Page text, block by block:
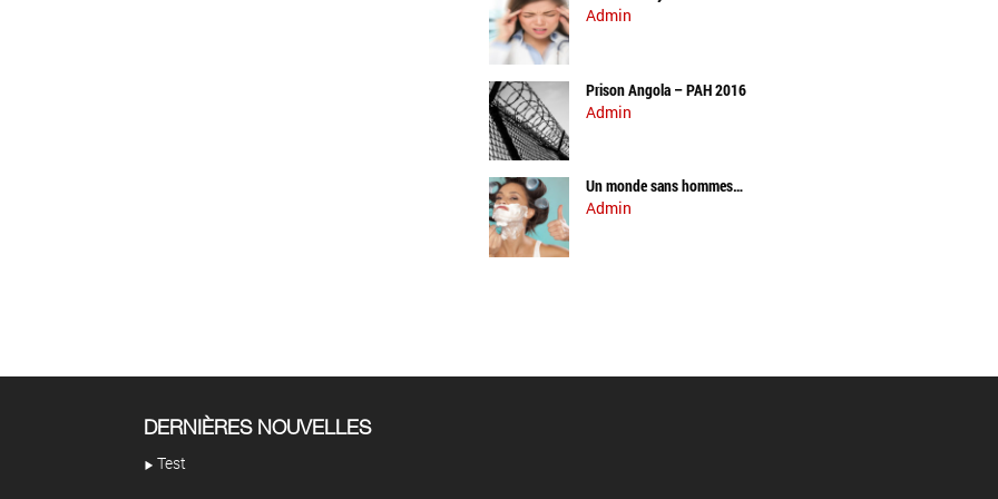
Admin
Prison Angola – PAH 2016
Admin
Un monde sans hommes…
Admin
DERNIÈRES NOUVELLES
Test